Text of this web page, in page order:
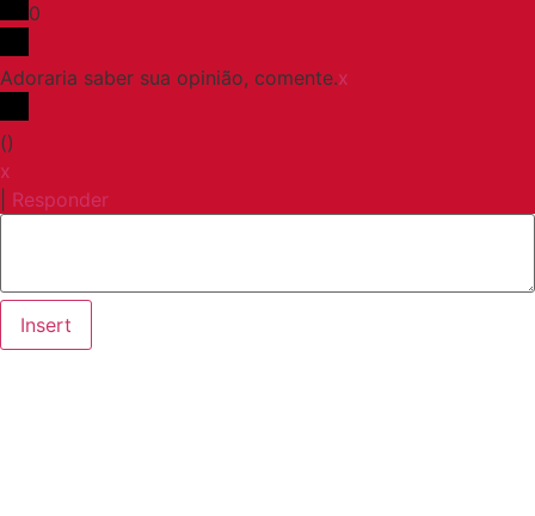
0
Adoraria saber sua opinião, comente.x
()
x
Responder
Insert